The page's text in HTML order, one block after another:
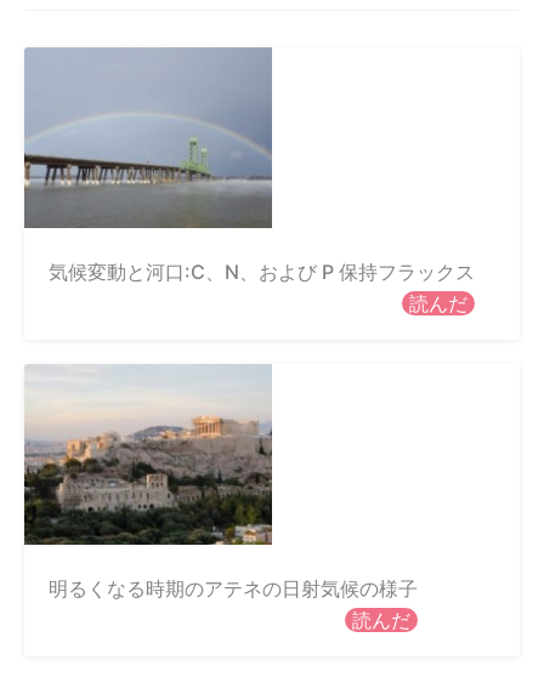
気候変動と河口:C、N、および P 保持フラックス
読んだ
明るくなる時期のアテネの日射気候の様子
読んだ